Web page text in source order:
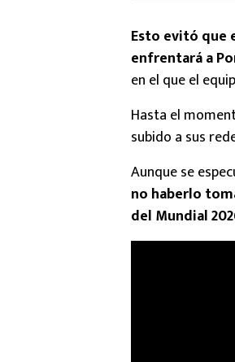
Esto evitó que
enfrentará a
en el que el
Hasta el
subido a sus
Aunque se
no haberlo
del Mundial